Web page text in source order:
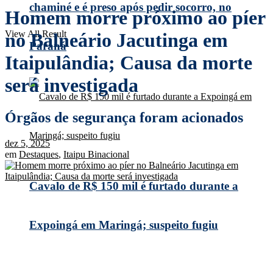
chaminé e é preso após pedir socorro, no
Paraná
Cavalo de R$ 150 mil é furtado durante a
Expoingá em Maringá; suspeito fugiu
View All Result
Homem morre próximo ao píer
no Balneário Jacutinga em
Itaipulândia; Causa da morte
será investigada
Órgãos de segurança foram acionados
dez 5, 2025
em Destaques, Itaipu Binacional